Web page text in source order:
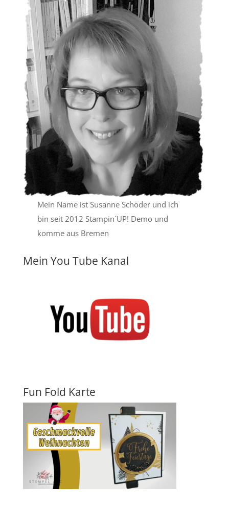
Mein Name ist Susanne Schöder und ich
bin seit 2012 Stampin´UP! Demo und
komme aus Bremen
Mein You Tube Kanal
Fun Fold Karte